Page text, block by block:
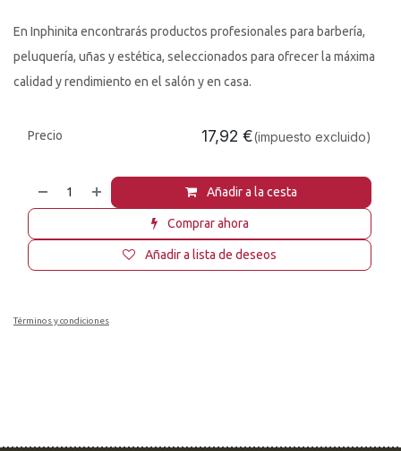
En Inphinita encontrarás productos profesionales para barbería,
peluquería, uñas y estética, seleccionados para ofrecer la máxima
calidad y rendimiento en el salón y en casa.
Añadir a la cesta
Comprar ahora
Añadir a lista de deseos
Precio 17,92 €(impuesto excluido)
Términos y condiciones